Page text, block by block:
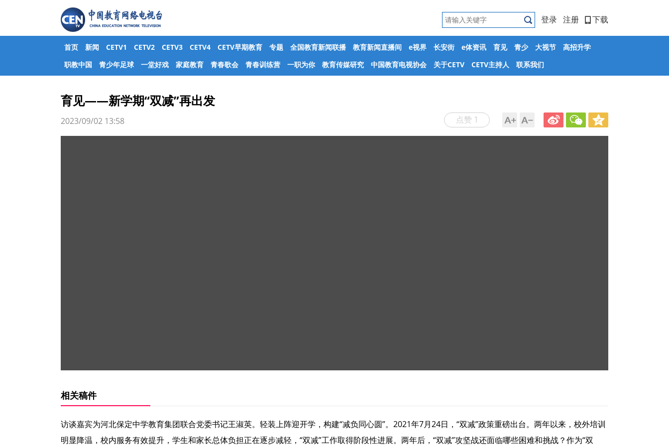
登录 注册 下载
首页 新闻 CETV1 CETV2 CETV3 CETV4 CETV早期教育 专题 全国教育新闻联播 教育新闻直播间 e视界 长安街 e体资讯 育见 青少 大视节
高招升学
职教中国
青少年足球 一堂好戏 家庭教育 青春歌会 青春训练营 一职为你 教育传媒研究 中国教育电视协会 关于CETV CETV主持人 联系我们
育见——新学期“双减”再出发
点赞 1
2023/09/02 13:58
相关稿件
访谈嘉宾为河北保定中学教育集团联合党委书记王淑英。轻装上阵迎开学，构建“减负同心圆”。2021年7月24日，“双减”政策重磅出台。两年以来，校外培训
明显降温，校内服务有效提升，学生和家长总体负担正在逐步减轻，“双减”工作取得阶段性进展。两年后，“双减”攻坚战还面临哪些困难和挑战？作为“双